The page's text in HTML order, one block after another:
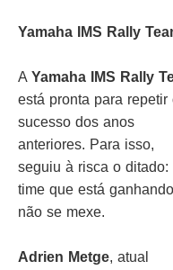
Yamaha IMS Rally
A Yamaha IMS Rally
está pronta para repetir
sucesso dos anos
anteriores. Para isso,
seguiu à risca o ditado:
time que está ganhando
não se mexe.
Adrien Metge, atual